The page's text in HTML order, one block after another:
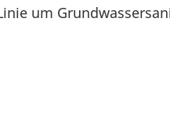
um